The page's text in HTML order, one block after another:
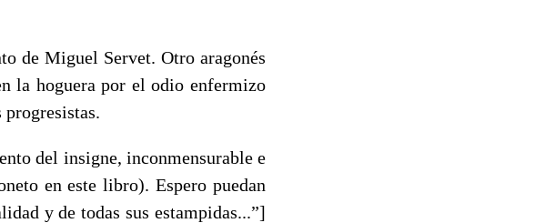
Miguel Servet. Otro aragonés
la hoguera por el odio enfermizo
progresistas.
del insigne, inconmensurable e
en este libro). Espero puedan
y de todas sus estampidas...”]